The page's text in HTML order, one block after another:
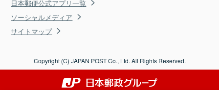
日本郵便公式アプリ一覧
ソーシャルメディア
サイトマップ
Copyright (C) JAPAN POST Co., Ltd. All Rights Reserved.